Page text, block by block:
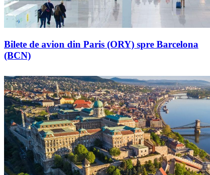
Bilete de avion din Paris (ORY) spre Barcelona
(BCN)